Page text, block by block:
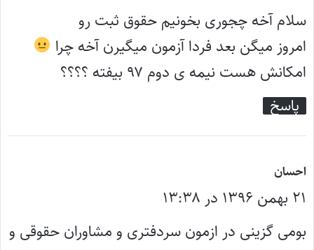
ف
ت
:
سلام آخه چجوری بخونیم حقوق ثبت رو
امروز میگن بعد فردا آزمون میگیرن آخه چرا
امکانش هست نیمه ی دوم ۹۷ بیفته ؟؟؟؟
پاسخ
احسان
ف
ت
۲۱ بهمن ۱۳۹۶ در ۱۳:۳۸
بومی گزینی در ازمون سردفتری و مشاوران حقوقی و